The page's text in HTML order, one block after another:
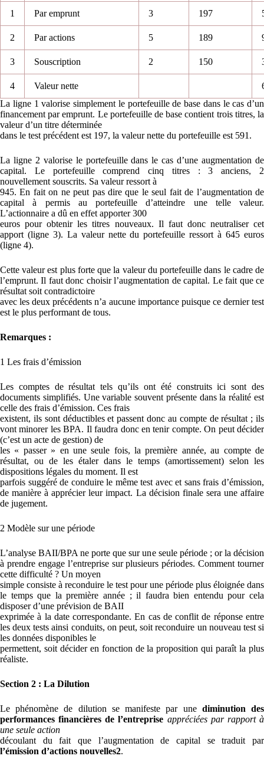
1 Par emprunt 3 197
2 Par actions 5 189
3 Souscription 2 150
4 Valeur nette
La ligne 1 valorise simplement le portefeuille de base dans le cas d’un
financement par emprunt. Le portefeuille de base contient trois titres, la
valeur d’un titre déterminée
dans le test précédent est 197, la valeur nette du portefeuille est 591.
La ligne 2 valorise le portefeuille dans le cas d’une augmentation de
capital. Le portefeuille comprend cinq titres : 3 anciens, 2
nouvellement souscrits. Sa valeur ressort à
945. En fait on ne peut pas dire que le seul fait de l’augmentation de
capital à permis au portefeuille d’atteindre une telle valeur.
L’actionnaire a dû en effet apporter 300
euros pour obtenir les titres nouveaux. Il faut donc neutraliser cet
apport (ligne 3). La valeur nette du portefeuille ressort à 645 euros
(ligne 4).
Cette valeur est plus forte que la valeur du portefeuille dans le cadre de
l’emprunt. Il faut donc choisir l’augmentation de capital. Le fait que ce
résultat soit contradictoire
avec les deux précédents n’a aucune importance puisque ce dernier test
est le plus performant de tous.
Remarques :
1 Les frais d’émission
Les comptes de résultat tels qu’ils ont été construits ici sont des
documents simplifiés. Une variable souvent présente dans la réalité est
celle des frais d’émission. Ces frais
existent, ils sont déductibles et passent donc au compte de résultat ; ils
vont minorer les BPA. Il faudra donc en tenir compte. On peut décider
(c’est un acte de gestion) de
les « passer » en une seule fois, la première année, au compte de
résultat, ou de les étaler dans le temps (amortissement) selon les
dispositions légales du moment. Il est
parfois suggéré de conduire le même test avec et sans frais d’émission,
de manière à apprécier leur impact. La décision finale sera une affaire
de jugement.
2 Modèle sur une période
L’analyse BAII/BPA ne porte que sur une seule période ; or la décision
à prendre engage l’entreprise sur plusieurs périodes. Comment tourner
cette difficulté ? Un moyen
simple consiste à reconduire le test pour une période plus éloignée dans
le temps que la première année ; il faudra bien entendu pour cela
disposer d’une prévision de BAII
exprimée à la date correspondante. En cas de conflit de réponse entre
les deux tests ainsi conduits, on peut, soit reconduire un nouveau test si
les données disponibles le
permettent, soit décider en fonction de la proposition qui paraît la plus
réaliste.
Section 2 : La Dilution
Le phénomène de dilution se manifeste par une diminution des
performances financières de l’entreprise appréciées par rapport à
une seule action
découlant du fait que l’augmentation de capital se traduit par
l’émission d’actions nouvelles2.